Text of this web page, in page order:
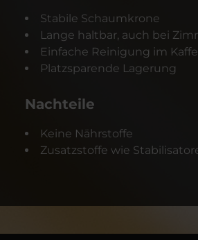
Stabile Schaumkrone
Lange haltbar, auch bei
Einfache Reinigung im
Platzsparende Lagerung
Nachteile
Keine Nährstoffe
Zusatzstoffe wie